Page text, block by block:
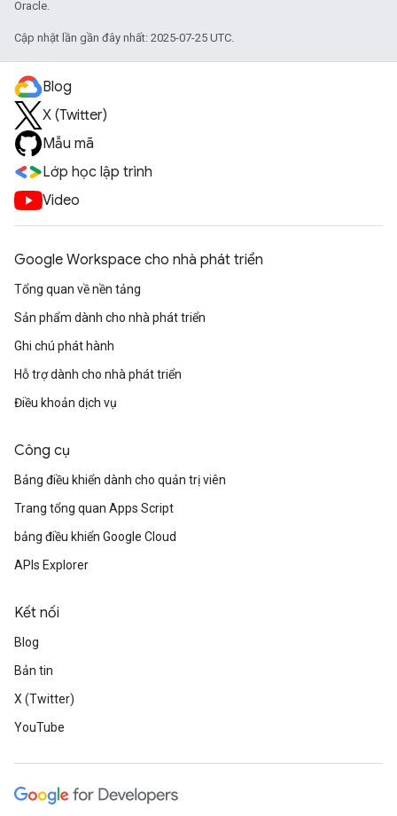
Oracle.
Cập nhật lần gần đây nhất: 2025-07-25 UTC.
Blog
X (Twitter)
Mẫu mã
Lớp học lập trình
Video
Google Workspace cho nhà phát triển
Tổng quan về nền tảng
Sản phẩm dành cho nhà phát triển
Ghi chú phát hành
Hỗ trợ dành cho nhà phát triển
Điều khoản dịch vụ
Công cụ
Bảng điều khiển dành cho quản trị viên
Trang tổng quan Apps Script
bảng điều khiển Google Cloud
APIs Explorer
Kết nối
Blog
Bản tin
X (Twitter)
YouTube